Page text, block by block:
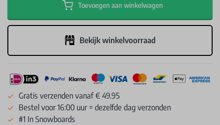
Toevoegen aan winkelwagen
Bekijk winkelvoorraad
Gratis verzenden vanaf € 49.95
Bestel voor 16:00 uur = dezelfde dag verzonden
#1 In Snowboards